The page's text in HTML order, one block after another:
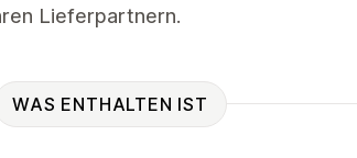
Lieferpartnern.
WAS ENTHALTEN IST